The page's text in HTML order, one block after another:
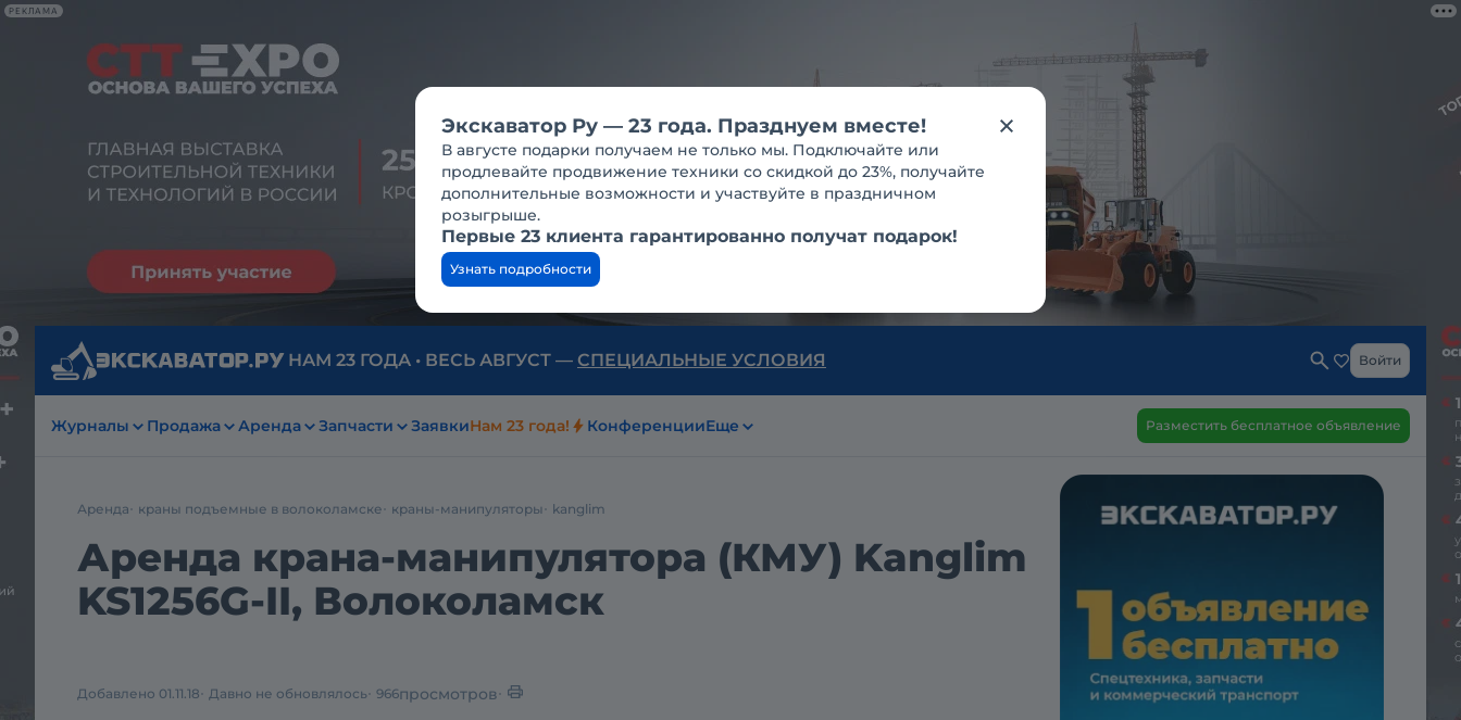
РЕКЛАМА
НАМ 23 ГОДА • ВЕСЬ АВГУСТ — СПЕЦИАЛЬНЫЕ УСЛОВИЯ Войти
Журналы Продажа Аренда Запчасти ЗаявкиНам 23 года! КонференцииЕще Разместить бесплатное объявление
Аренда краны подъемные в волоколамске краны-манипуляторы kanglim
Аренда крана-манипулятора (КМУ) Kanglim
KS1256G-II, Волоколамск
Добавлено 01.11.18 Давно не обновлялось 966просмотров
Экскаватор Ру — 23 года. Празднуем вместе!
В августе подарки получаем не только мы. Подключайте или
продлевайте продвижение техники со скидкой до 23%, получайте
дополнительные возможности и участвуйте в праздничном
розыгрыше.
Первые 23 клиента гарантированно получат подарок!
Узнать подробности